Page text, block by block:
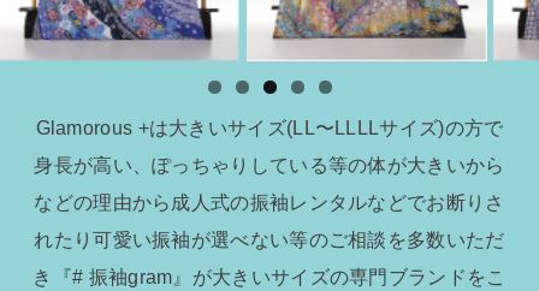
Glamorous +は大きいサイズ(LL〜LLLLサイズ)の方で
身長が高い、ぽっちゃりしている等の体が大きいから
などの理由から成人式の振袖レンタルなどでお断りさ
れたり可愛い振袖が選べない等のご相談を多数いただ
き『# 振袖gram』が大きいサイズの専門ブランドをこ